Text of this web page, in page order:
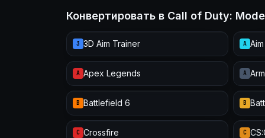
Конвертировать в Call of Duty:
3 3D Aim Trainer A
A Apex Legends A
B Battlefield 6 B
C Crossfire C